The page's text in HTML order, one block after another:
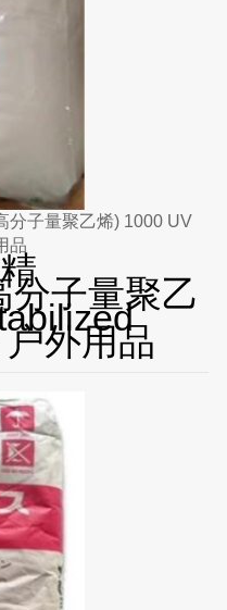
分子量聚乙烯) 1000 UV
品
分子量聚乙
外用品